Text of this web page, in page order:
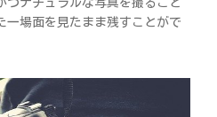
一場面を見たまま残すことがで